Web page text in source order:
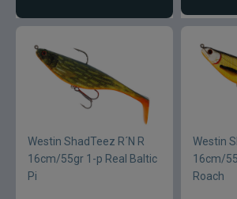
Westin ShadTeez R´N R
16cm/55gr 1-p Real Baltic
Pi
Westin
16cm/
Roach